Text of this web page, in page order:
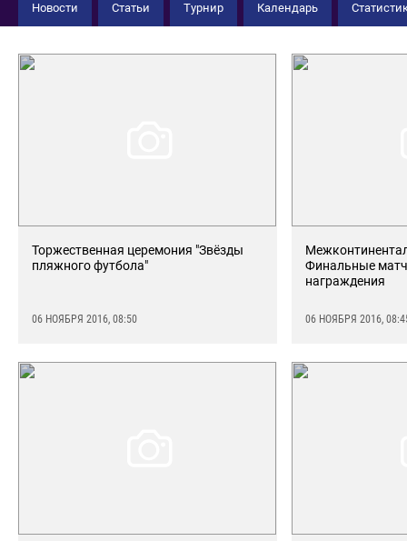
Новости Статьи Турнир Календарь
Торжественная церемония "Звёзды
пляжного футбола"
06 НОЯБРЯ 2016, 08:50
Финальные
награждения
06 НОЯБРЯ 2016,